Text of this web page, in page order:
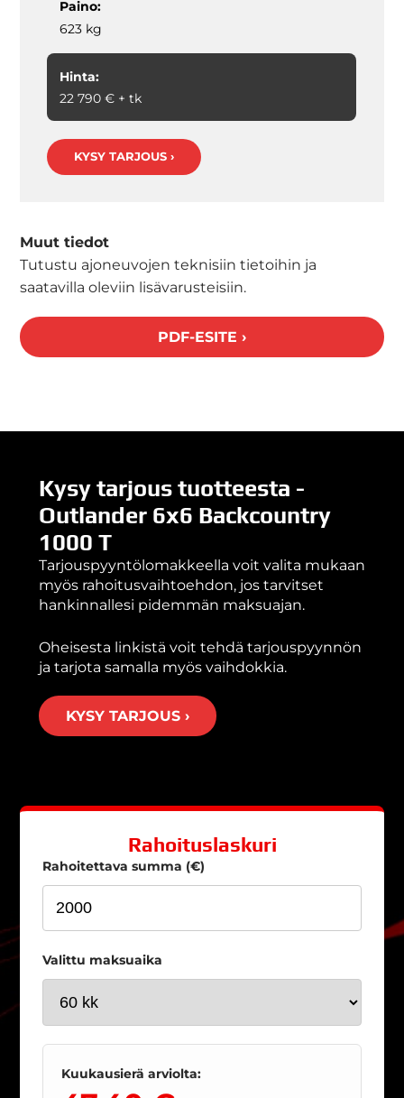
Paino:
623 kg
Hinta:
22 790 € + tk
KYSY TARJOUS ›
Muut tiedot
Tutustu ajoneuvojen teknisiin tietoihin ja
saatavilla oleviin lisävarusteisiin.
PDF-ESITE ›
Kysy tarjous tuotteesta -
Outlander 6x6 Backcountry
1000 T
Tarjouspyyntölomakkeella voit valita mukaan
myös rahoitusvaihtoehdon, jos tarvitset
hankinnallesi pidemmän maksuajan.
Oheisesta linkistä voit tehdä tarjouspyynnön
ja tarjota samalla myös vaihdokkia.
KYSY TARJOUS ›
Rahoituslaskuri
Rahoitettava summa (€)
Valittu maksuaika
Kuukausierä arviolta: